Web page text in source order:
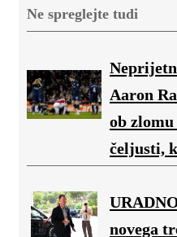
Ne spreglejte tudi
Aaron
ob
čeljusti,
novega